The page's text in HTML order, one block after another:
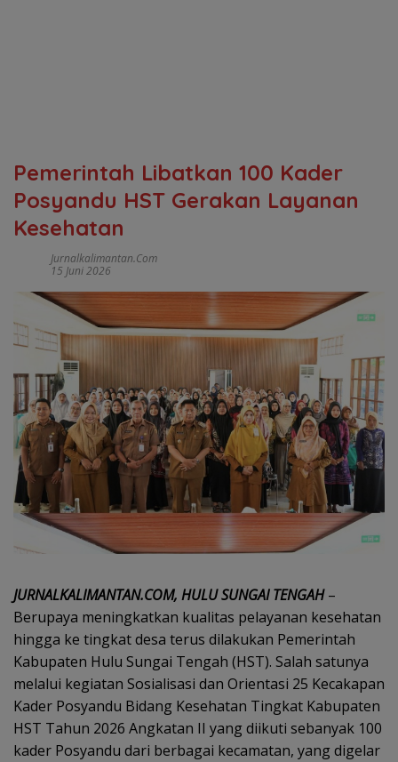
Pemerintah Libatkan 100 Kader
Posyandu HST Gerakan Layanan
Kesehatan
Jurnalkalimantan.com
15 Juni 2026
JURNALKALIMANTAN.COM, HULU SUNGAI TENGAH–
Berupaya meningkatkan kualitas pelayanan kesehatan
hingga ke tingkat desa terus dilakukan Pemerintah
Kabupaten Hulu Sungai Tengah (HST). Salah satunya
melalui kegiatan Sosialisasi dan Orientasi 25 Kecakapan
Kader Posyandu Bidang Kesehatan Tingkat Kabupaten
HST Tahun 2026 Angkatan II yang diikuti sebanyak 100
kader Posyandu dari berbagai kecamatan, yang digelar